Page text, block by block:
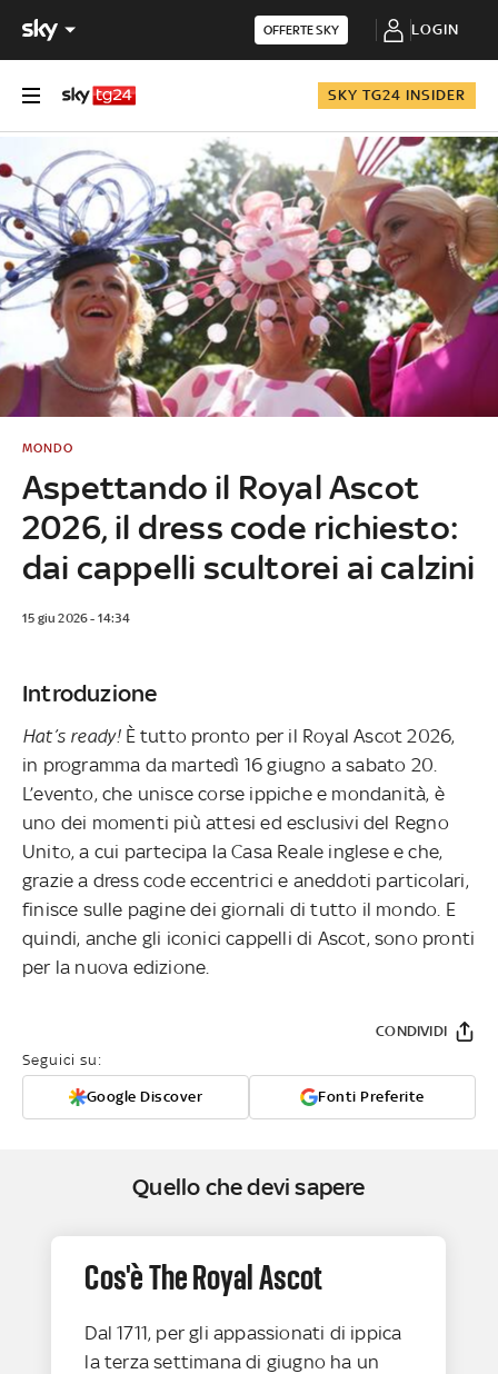
OFFERTE SKY LOGIN
SKY TG24 INSIDER
Aspettando il Royal Ascot
2026, il dress code richiesto:
dai cappelli scultorei ai calzini
MONDO
15 giu 2026 - 14:34
Introduzione
Hat’s ready!È tutto pronto per il Royal Ascot 2026,
in programma da martedì 16 giugno a sabato 20.
L’evento, che unisce corse ippiche e mondanità, è
uno dei momenti più attesi ed esclusivi del Regno
Unito, a cui partecipa la Casa Reale inglese e che,
grazie a dress code eccentrici e aneddoti particolari,
finisce sulle pagine dei giornali di tutto il mondo. E
quindi, anche gli iconici cappelli di Ascot, sono pronti
per la nuova edizione.
Seguici su:
Google Discover Fonti Preferite
CONDIVIDI
Quello che devi sapere
Cos'è The Royal Ascot
Dal 1711, per gli appassionati di ippica
la terza settimana di giugno ha un